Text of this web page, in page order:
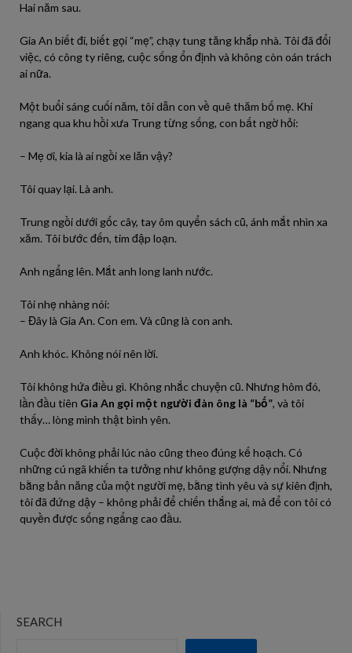
Hai năm sau.
Gia An biết đi, biết gọi “mẹ”, chạy tung tăng khắp nhà. Tôi đã đổi
việc, có công ty riêng, cuộc sống ổn định và không còn oán trách
ai nữa.
Một buổi sáng cuối năm, tôi dẫn con về quê thăm bố mẹ. Khi
ngang qua khu hồi xưa Trung từng sống, con bất ngờ hỏi:
– Mẹ ơi, kia là ai ngồi xe lăn vậy?
Tôi quay lại. Là anh.
Trung ngồi dưới gốc cây, tay ôm quyển sách cũ, ánh mắt nhìn xa
xăm. Tôi bước đến, tim đập loạn.
Anh ngẩng lên. Mắt anh long lanh nước.
Tôi nhẹ nhàng nói:
– Đây là Gia An. Con em. Và cũng là con anh.
Anh khóc. Không nói nên lời.
Tôi không hứa điều gì. Không nhắc chuyện cũ. Nhưng hôm đó,
lần đầu tiên Gia An gọi một người đàn ông là “bố”, và tôi
thấy… lòng mình thật bình yên.
Cuộc đời không phải lúc nào cũng theo đúng kế hoạch. Có
những cú ngã khiến ta tưởng như không gượng dậy nổi. Nhưng
bằng bản năng của một người mẹ, bằng tình yêu và sự kiên định,
tôi đã đứng dậy – không phải để chiến thắng ai, mà để con tôi có
quyền được sống ngẩng cao đầu.
SEARCH